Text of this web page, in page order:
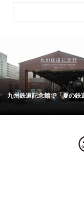
九州鉄道記念館で「夏の鉄